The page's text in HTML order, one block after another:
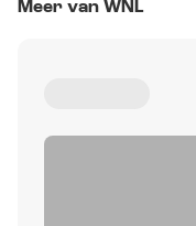
Meer van WNL